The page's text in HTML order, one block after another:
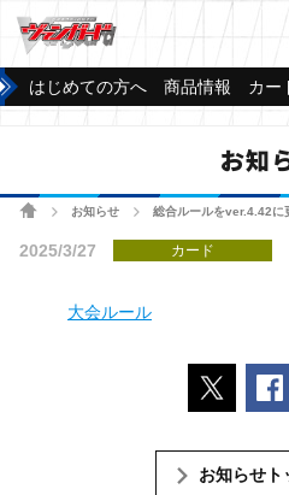
はじめての方へ 商品情報 カー
お知
ホームお知らせ 総合ルールをver.4.42に
2025/3/27 カード
大会ルール
ポス
お知らせト